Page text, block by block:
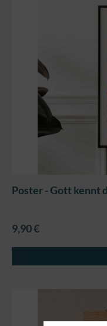
Poster - Gott kennt
9,90 €